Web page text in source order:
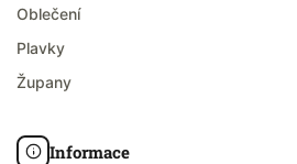
Oblečení
Plavky
Župany
Informace